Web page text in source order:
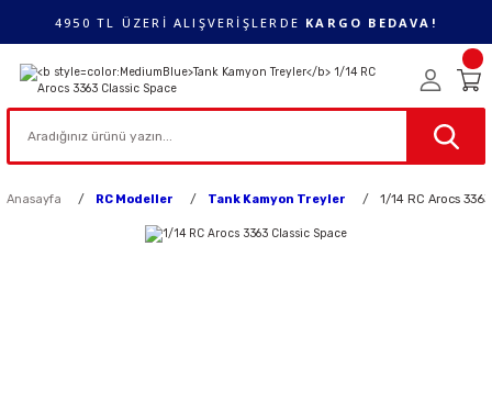
4950 TL ÜZERİ ALIŞVERİŞLERDE KARGO BEDAVA!
Anasayfa RC Modeller Tank Kamyon Treyler 1/14 RC Arocs